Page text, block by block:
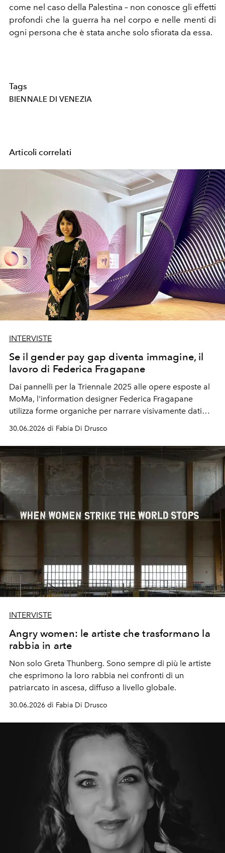
come nel caso della Palestina – non conosce gli effetti
profondi che la guerra ha nel corpo e nelle menti di
ogni persona che è stata anche solo sfiorata da essa.
Tags
BIENNALE DI VENEZIA
Articoli correlati
INTERVISTE
Se il gender pay gap diventa immagine, il
lavoro di Federica Fragapane
Dai pannelli per la Triennale 2025 alle opere esposte al
MoMa, l'information designer Federica Fragapane
utilizza forme organiche per narrare visivamente dati
30.06.2026 di Fabia Di Drusco
INTERVISTE
Angry women: le artiste che trasformano la
rabbia in arte
Non solo Greta Thunberg. Sono sempre di più le artiste
che esprimono la loro rabbia nei confronti di un
patriarcato in ascesa, diffuso a livello globale.
30.06.2026 di Fabia Di Drusco